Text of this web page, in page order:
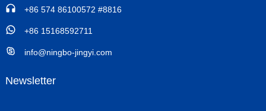
+86 574 86100572 #8816
+86 15168592711
info@ningbo-jingyi.com
Newsletter